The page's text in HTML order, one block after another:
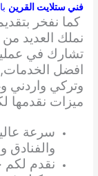
فني ستلايت القرين
كما نفخر
نملك العديد من
تشارك في
افضل
وتركي واردني
ميزات نقدمها
سرعة
والفنادق
نقدم لكم